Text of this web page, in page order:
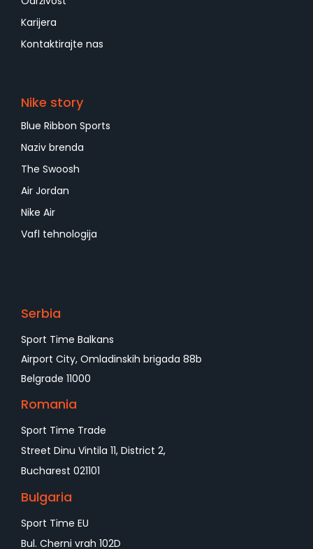
Karijera
Kontaktirajte nas
Nike story
Blue Ribbon Sports
Naziv brenda
The Swoosh
Air Jordan
Nike Air
Vafl tehnologija
Serbia
Sport Time Balkans
Airport City, Omladinskih brigada 88b
Belgrade 11000
Romania
Sport Time Trade
Street Dinu Vintila 11, District 2,
Bucharest 021101
Bulgaria
Sport Time EU
Bul. Cherni vrah 102D